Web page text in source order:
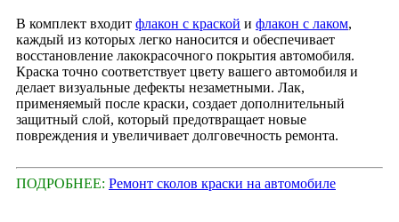
В комплект входит флакон с краской и флакон с лаком,
каждый из которых легко наносится и обеспечивает
восстановление лакокрасочного покрытия автомобиля.
Краска точно соответствует цвету вашего автомобиля и
делает визуальные дефекты незаметными. Лак,
применяемый после краски, создает дополнительный
защитный слой, который предотвращает новые
повреждения и увеличивает долговечность ремонта.
ПОДРОБНЕЕ: Ремонт сколов краски на автомобиле